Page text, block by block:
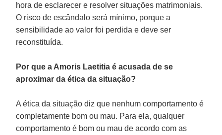
hora de esclarecer e resolver situações matrimoniais.
O risco de escândalo será mínimo, porque a
sensibilidade ao valor foi perdida e deve ser
reconstituída.
Por que a Amoris Laetitia é acusada de se
aproximar da ética da situação?
A ética da situação diz que nenhum comportamento é
completamente bom ou mau. Para ela, qualquer
comportamento é bom ou mau de acordo com as